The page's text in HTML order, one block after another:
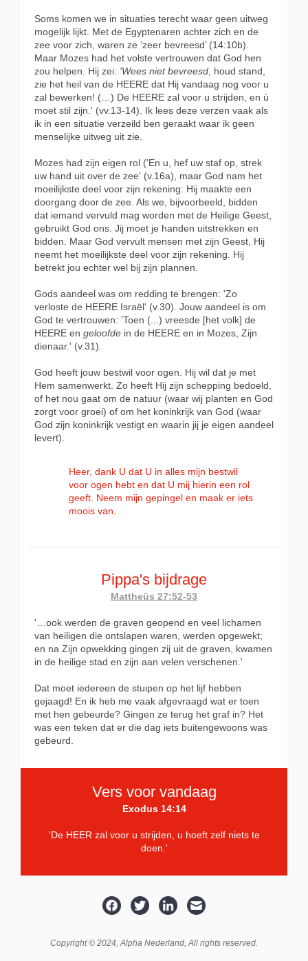
Soms komen we in situaties terecht waar geen uitweg
mogelijk lijkt. Met de Egyptenaren achter zich en de
zee voor zich, waren ze ‘zeer bevreesd’ (14:10b).
Maar Mozes had het volste vertrouwen dat God hen
zou helpen. Hij zei: 'Wees niet bevreesd, houd stand,
zie het heil van de HEERE dat Hij vandaag nog voor u
zal bewerken! (…) De HEERE zal voor u strijden, en ú
moet stil zijn.' (vv.13-14). Ik lees deze verzen vaak als
ik in een situatie verzeild ben geraakt waar ik geen
menselijke uitweg uit zie.
Mozes had zijn eigen rol ('En u, hef uw staf op, strek
uw hand uit over de zee' (v.16a), maar God nam het
moeilijkste deel voor zijn rekening: Hij maakte een
doorgang door de zee. Als we, bijvoorbeeld, bidden
dat iemand vervuld mag worden met de Heilige Geest,
gebruikt God ons. Jij moet je handen uitstrekken en
bidden. Maar God vervult mensen met zijn Geest, Hij
neemt het moeilijkste deel voor zijn rekening. Hij
betrekt jou echter wel bij zijn plannen.
Gods aandeel was om redding te brengen: 'Zo
verloste de HEERE Israël' (v.30). Jouw aandeel is om
God te vertrouwen: 'Toen (...) vreesde [het volk] de
HEERE en geloofde in de HEERE en in Mozes, Zijn
dienaar.' (v.31).
God heeft jouw bestwil voor ogen. Hij wil dat je met
Hem samenwerkt. Zo heeft Hij zijn schepping bedoeld,
of het nou gaat om de natuur (waar wij planten en God
zorgt voor groei) of om het koninkrijk van God (waar
God zijn koninkrijk vestigt en waarin jij je eigen aandeel
levert).
Heer, dank U dat U in alles mijn bestwil
voor ogen hebt en dat U mij hierin een rol
geeft. Neem mijn gepingel en maak er iets
moois van.
Pippa's bijdrage
Mattheüs 27:52-53
'…ook werden de graven geopend en veel lichamen
van heiligen die ontslapen waren, werden opgewekt;
en na Zijn opwekking gingen zij uit de graven, kwamen
in de heilige stad en zijn aan velen verschenen.'
Dat moet iedereen de stuipen op het lijf hebben
gejaagd! En ik heb me vaak afgevraagd wat er toen
met hen gebeurde? Gingen ze terug het graf in? Het
was een teken dat er die dag iets buitengewoons was
gebeurd.
Vers voor vandaag
Exodus 14:14
'De HEER zal voor u strijden, u hoeft zelf niets te
doen.'
Copyright © 2024,Alpha Nederland, All rights reserved.